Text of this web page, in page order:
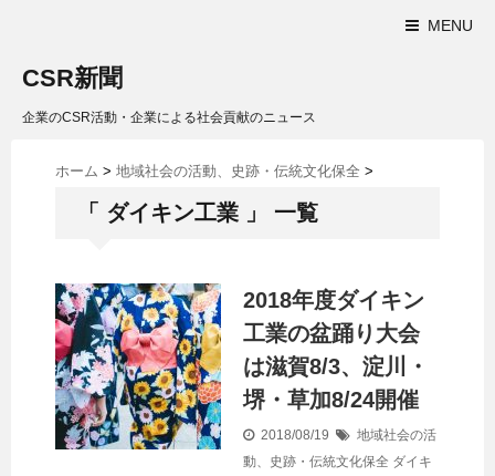
MENU
CSR新聞
企業のCSR活動・企業による社会貢献のニュース
ホーム > 地域社会の活動、史跡・伝統文化保全 >
「 ダイキン工業 」 一覧
2018年度ダイキン
工業の盆踊り大会
は滋賀8/3、淀川・
堺・草加8/24開催
2018/08/19
地域社会の活
動、史跡・伝統文化保全 ダイキ